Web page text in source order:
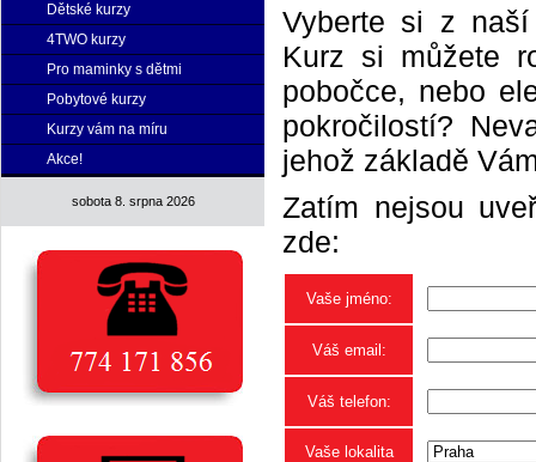
Dětské kurzy
4TWO kurzy
Pro maminky s dětmi
Pobytové kurzy
Kurzy vám na míru
Akce!
sobota 8. srpna 2026
Vyberte si z
Kurz si můžete
pobočce, nebo
pokročilostí?
jehož základě
Zatím nejsou
zde:
Vaše jméno:
Váš email:
Váš telefon:
Vaše lokalita